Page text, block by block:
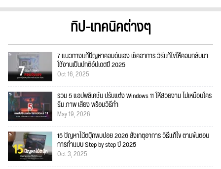
ทิป-เทคนิคต่างๆ
7 แนวทางแก้ปัญหาคอมดับเอง เช็คอาการ วิธีแก้ไขให้คอมกลับมา
ใช้งานเป็นปกติอัปเดตปี 2025
Oct 16, 2025
รวม 5 แอปพลิเคชัน ปรับแต่ง Windows 11 ให้สวยงาม ไม่เหมือนใคร
ธีม ภาพ เสียง พร้อมวิธีทำ
May 19, 2026
15 ปัญหาโน้ตบุ๊กพบบ่อย 2026 สังเกตุอาการ วิธีแก้ไข ตามขั้นตอน
การทำแบบ Step by step ปี 2025
Oct 3, 2025